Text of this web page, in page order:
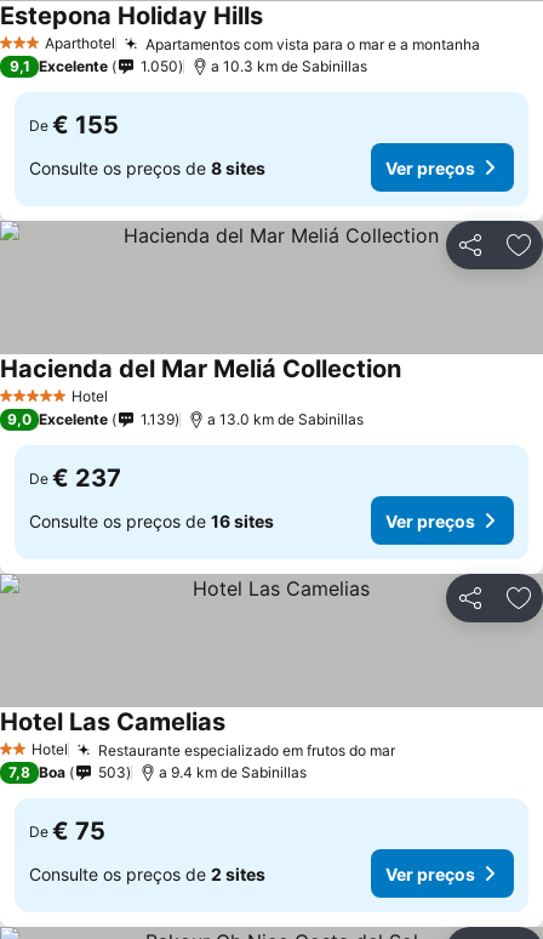
3 EstrelasAparthotel Apartamentos com vista para o mar e a montanha
Estepona Holiday Hills
9,1 Excelente 1.050 a 10.3 km de Sabinillas
De € 155
Consulte os preços de 8 sites Ver preços
Partilhar
5 Estrelas Hotel
Hacienda del Mar Meliá Collection
9,0 Excelente 1.139 a 13.0 km de Sabinillas
De € 237
Consulte os preços de 16 sites Ver preços
Partilhar
2 Estrelas
Hotel Restaurante especializado em frutos do mar
Hotel Las Camelias
7,8 Boa 503 a 9.4 km de Sabinillas
De € 75
Consulte os preços de 2 sites Ver preços